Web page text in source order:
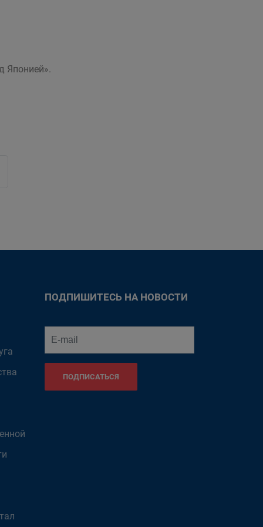
Японией».
ПОДПИШИТЕСЬ НА НОВОСТИ
ПОДПИСАТЬСЯ